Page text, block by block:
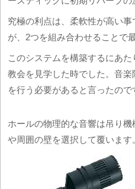
究極の利点は、柔軟性が高い
が、2つを組み合わせることで
このシステムを構築するにあ
教会を見学した時でした。音
を行う必要があると言ったので
ホールの物理的な音響は吊り
や周囲の壁を選択して覆います